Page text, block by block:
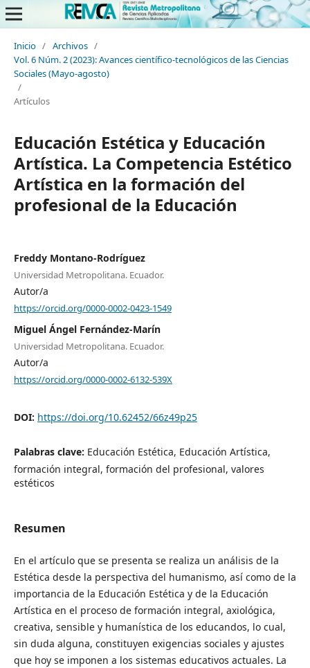
Inicio / Archivos /
Vol. 6 Núm. 2 (2023): Avances científico-tecnológicos de las Ciencias
Sociales (Mayo-agosto)
/
Artículos
Educación Estética y Educación
Artística. La Competencia Estético
Artística en la formación del
profesional de la Educación
Freddy Montano-Rodríguez
Universidad Metropolitana. Ecuador.
Autor/a
https://orcid.org/0000-0002-0423-1549
Miguel Ángel Fernández-Marín
Universidad Metropolitana. Ecuador.
Autor/a
https://orcid.org/0000-0002-6132-539X
DOI: https://doi.org/10.62452/66z49p25
Palabras clave: Educación Estética, Educación Artística,
formación integral, formación del profesional, valores
estéticos
Resumen
En el artículo que se presenta se realiza un análisis de la
Estética desde la perspectiva del humanismo, así como de la
importancia de la Educación Estética y de la Educación
Artística en el proceso de formación integral, axiológica,
creativa, sensible y humanística de los educandos, lo cual,
sin duda alguna, constituyen exigencias sociales y ajustes
que hoy se imponen a los sistemas educativos actuales. La